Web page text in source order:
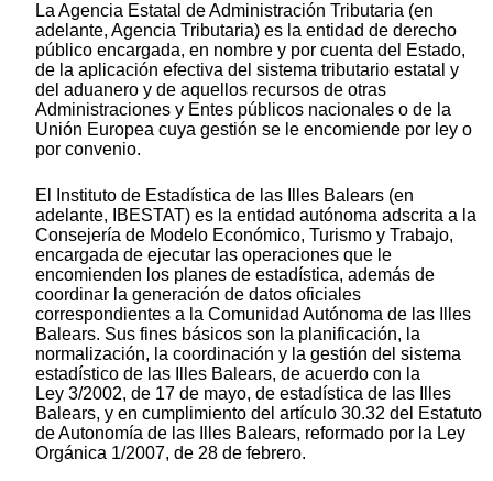
La Agencia Estatal de Administración Tributaria (en
adelante, Agencia Tributaria) es la entidad de derecho
público encargada, en nombre y por cuenta del Estado,
de la aplicación efectiva del sistema tributario estatal y
del aduanero y de aquellos recursos de otras
Administraciones y Entes públicos nacionales o de la
Unión Europea cuya gestión se le encomiende por ley o
por convenio.
El Instituto de Estadística de las Illes Balears (en
adelante, IBESTAT) es la entidad autónoma adscrita a la
Consejería de Modelo Económico, Turismo y Trabajo,
encargada de ejecutar las operaciones que le
encomienden los planes de estadística, además de
coordinar la generación de datos oficiales
correspondientes a la Comunidad Autónoma de las Illes
Balears. Sus fines básicos son la planificación, la
normalización, la coordinación y la gestión del sistema
estadístico de las Illes Balears, de acuerdo con la
Ley 3/2002, de 17 de mayo, de estadística de las Illes
Balears, y en cumplimiento del artículo 30.32 del Estatuto
de Autonomía de las Illes Balears, reformado por la Ley
Orgánica 1/2007, de 28 de febrero.